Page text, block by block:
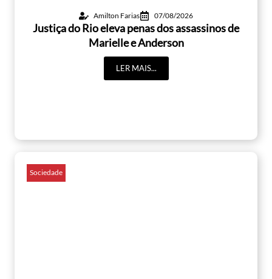
Amilton Farias 07/08/2026
Justiça do Rio eleva penas dos assassinos de
Marielle e Anderson
LER MAIS...
Sociedade